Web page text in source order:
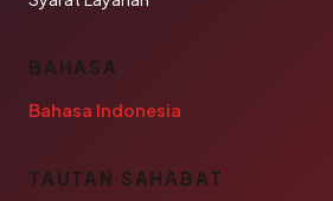
BAHASA
Bahasa Indonesia
TAUTAN SAHABAT